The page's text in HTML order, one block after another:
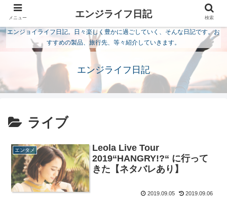
エンジョイライフ日記。日々楽しく豊かに過ごしていく、そんな日記です。お
すすめの製品、旅行先、等々紹介していきます。
エンジライフ日記
ライブ
エンタメ
Leola Live Tour
2019“HANGRY!?“ に行って
きた【ネタバレあり】
2019.09.05 2019.09.06
メニュー エンジライフ日記 検索